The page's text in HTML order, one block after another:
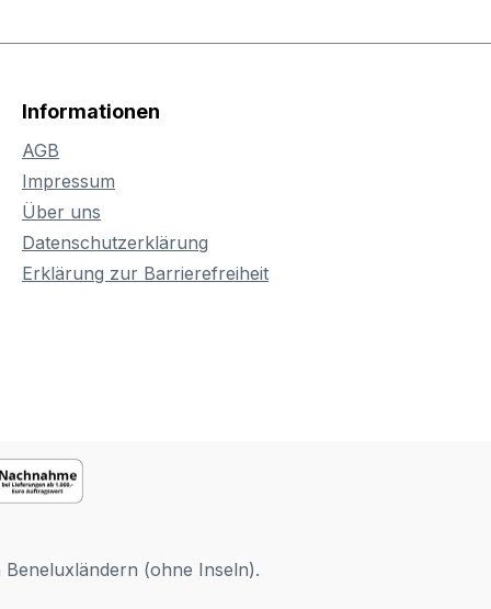
als
darf
von
70,5
ab
35
für
Möbel
Informationen
AGB
Impressum
Über uns
Datenschutzerklärung
Erklärung zur Barrierefreiheit
(ohne Inseln).